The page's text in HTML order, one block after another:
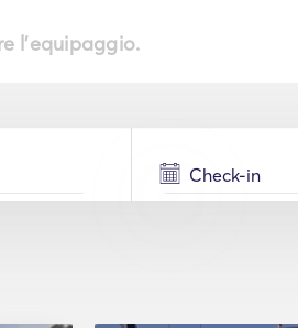
l'equipaggio.